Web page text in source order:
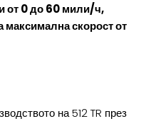
от 0 до 60 мили/ч,
максимална скорост от
на 512 TR през